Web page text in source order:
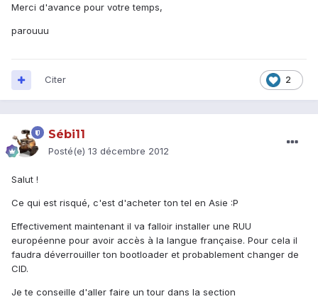
Merci d'avance pour votre temps,
parouuu
2
Citer
Sébi11
Posté(e) 13 décembre 2012
Salut !
Ce qui est risqué, c'est d'acheter ton tel en Asie :P
Effectivement maintenant il va falloir installer une RUU
européenne pour avoir accès à la langue française. Pour cela il
faudra déverrouiller ton bootloader et probablement changer de
CID.
Je te conseille d'aller faire un tour dans la section